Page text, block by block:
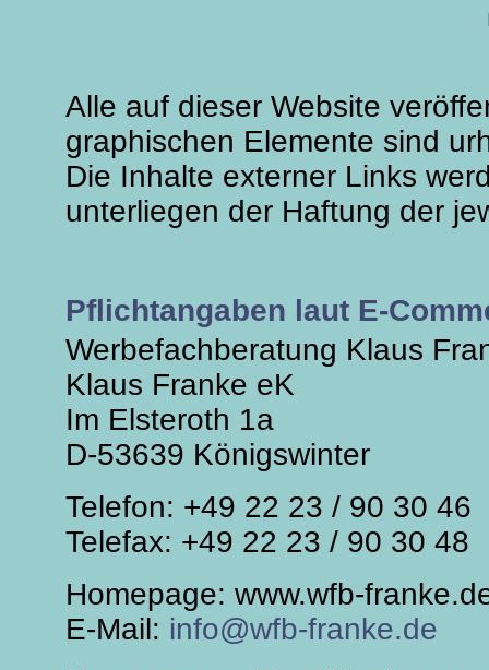
Alle auf dieser Website
graphischen Elemente sind
Die Inhalte externer Links
unterliegen der Haftung der
Pflichtangaben laut E-
Werbefachberatung Klaus
Klaus Franke eK
Im Elsteroth 1a
D-53639 Königswinter
Telefon: +49 22 23 / 90 30 46
Telefax: +49 22 23 / 90 30 48
Homepage: www.wfb-
E-Mail: info@wfb-franke.de